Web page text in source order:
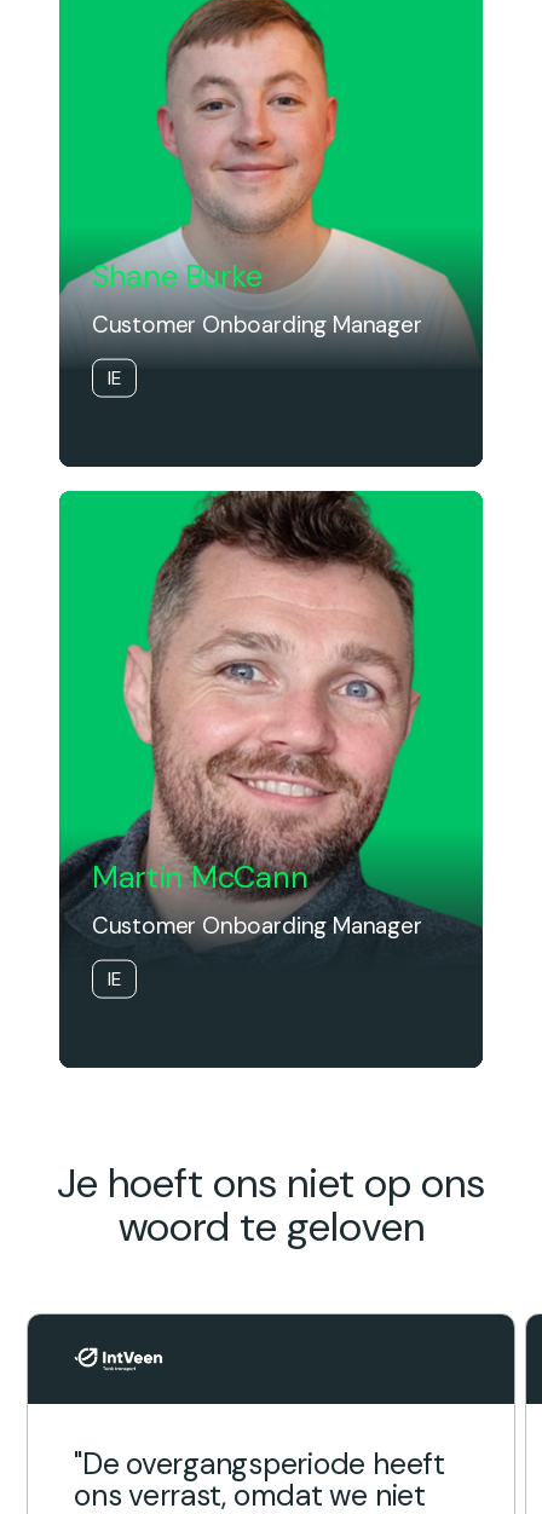
Shane Burke
Customer Onboarding Manager
IE
Martin McCann
Customer Onboarding Manager
IE
Je hoeft ons niet op ons
woord te geloven
"De overgangsperiode heeft
ons verrast, omdat we niet